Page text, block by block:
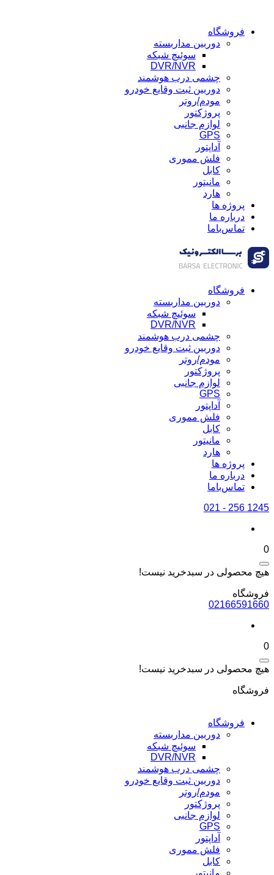
فروشگاه
دوربین مداربسته
سوئیچ شبکه
DVR/NVR
چشمی درب هوشمند
دوربین ثبت وقایع خودرو
مودم/روتر
پروژکتور
لوازم جانبی
GPS
آداپتور
فلش مموری
کابل
مانیتور
هارد
پروژه ها
درباره ما
تماس‌باما
فروشگاه
دوربین مداربسته
سوئیچ شبکه
DVR/NVR
چشمی درب هوشمند
دوربین ثبت وقایع خودرو
مودم/روتر
پروژکتور
لوازم جانبی
GPS
آداپتور
فلش مموری
کابل
مانیتور
هارد
پروژه ها
درباره ما
تماس‌باما
1245 256 - 021
0
هیچ محصولی در سبدخرید نیست!
فروشگاه
02166591660
0
هیچ محصولی در سبدخرید نیست!
فروشگاه
فروشگاه
دوربین مداربسته
سوئیچ شبکه
DVR/NVR
چشمی درب هوشمند
دوربین ثبت وقایع خودرو
مودم/روتر
پروژکتور
لوازم جانبی
GPS
آداپتور
فلش مموری
کابل
مانیتور